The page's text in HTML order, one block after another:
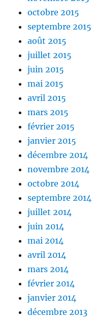
octobre 2015
septembre 2015
août 2015
juillet 2015
juin 2015
mai 2015
avril 2015
mars 2015
février 2015
janvier 2015
décembre 2014
novembre 2014
octobre 2014
septembre 2014
juillet 2014
juin 2014
mai 2014
avril 2014
mars 2014
février 2014
janvier 2014
décembre 2013